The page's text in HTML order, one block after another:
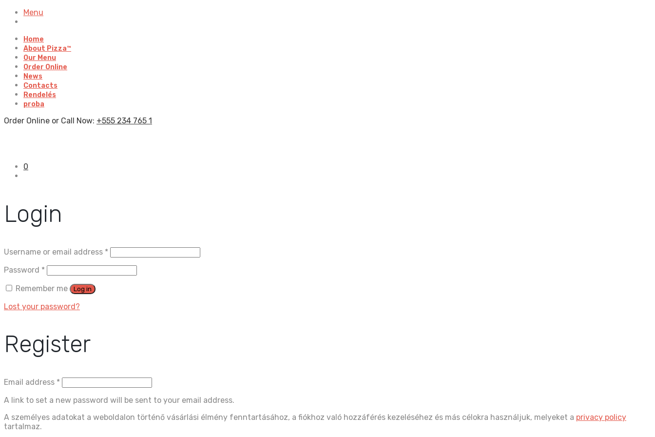
Menu
Home
About Pizza™
Our Menu
Order Online
News
Contacts
Rendelés
proba
Order Online or Call Now: +555 234 765 1
0
Login
Username or email address *
Password *
Remember me
Log in
Lost your password?
Register
Email address *
A link to set a new password will be sent to your email address.
A személyes adatokat a weboldalon történő vásárlási élmény fenntartásához, a fiókhoz való hozzáférés kezeléséhez és más célokra használjuk, melyeket a privacy policy
tartalmaz.